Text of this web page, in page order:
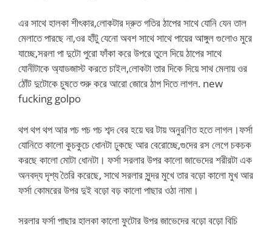
এর সাথে হালকা শীৎকার,লোকটার দ্রুত গতির ঠাপের সাথে যোনি যেন তাল
মেলাতে পারছে না,ওর হাঁটু যেনো অবশ সাথে সাথে পায়ের আঙ্গুল গুলোও মুরে
যাচ্ছে,সরলা পা দুটো পুরো ফাঁকা করে উপরে তুলে দিয়ে ঠাপের সাথে
যোনীটাকে অ্যাডজাস্ট করতে চাইল,লোকটা তার দিকে দিয়ে সাথ মেলায় ওর
ঠোঁট দুটোকে চুষতে শুরু করে আরো জোরে ঠাপ দিতে লাগল. new
fucking golpo
থপ থপ থপ আর পচ পচ পচ শব্দ বের হয়ে ঘর টায় অনুরণিত হতে লাগল।ফর্সা
যোনিতে কালো কুচকুচে ধোনটা ঢুকছে আর বেরোচ্ছে,গুদের রস লেগে চকচক
করছে কালো মোটা ধোনটা। ফর্সা সরলার উপর কালো জাভেদের শরীরটা এক
অনবদ্য দৃশ্য তৈরি করেছে, সাথে সরলার সুন্দর মুখে তার বড়ো কালো মুখ আর
ফর্সা কোমরের উপর দুই বড়ো বড় কালো পাছার ওঠা নামা।
সরলার ফর্সা পাছার হালকা কালো ফুটোর উপর জাভেদের বড়ো বড়ো বিচি